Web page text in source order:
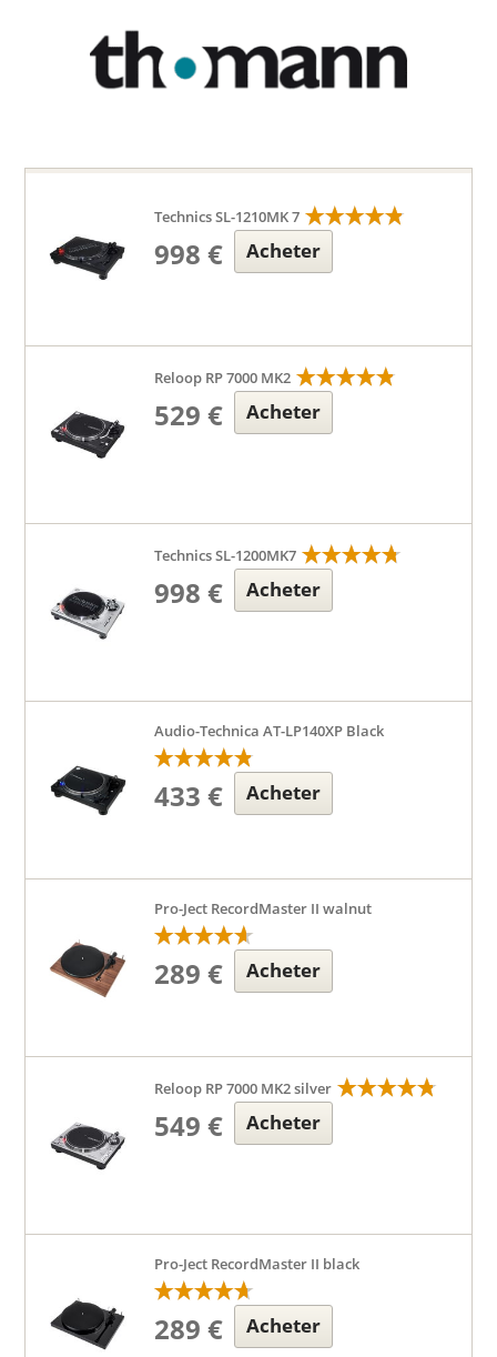
Technics SL-1210MK 7
998 € Acheter
Reloop RP 7000 MK2
529 € Acheter
Technics SL-1200MK7
998 € Acheter
Audio-Technica AT-LP140XP Black
433 € Acheter
Pro-Ject RecordMaster II walnut
289 € Acheter
Reloop RP 7000 MK2 silver
549 € Acheter
Pro-Ject RecordMaster II black
289 € Acheter